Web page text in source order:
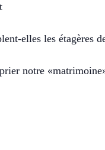
elles les étagères
notre